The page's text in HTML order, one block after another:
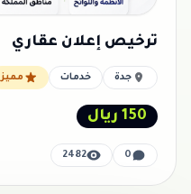
ترخيص إعلان عقاري
جدة خدمات مميز
150 ريال
0
2482